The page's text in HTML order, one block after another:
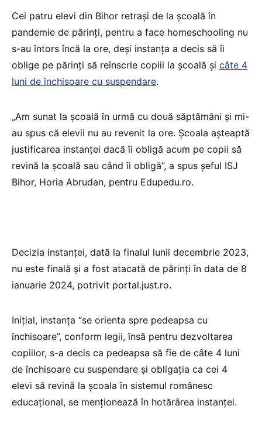
Cei patru elevi din Bihor retrași de la școală în
pandemie de părinți, pentru a face homeschooling nu
s-au întors încă la ore, deși instanța a decis să îi
oblige pe părinți să reînscrie copiii la școală și câte 4
luni de închisoare cu suspendare.
„Am sunat la școală în urmă cu două săptămâni și mi-
au spus că elevii nu au revenit la ore. Școala așteaptă
justificarea instanței dacă îi obligă acum pe copii să
revină la școală sau când îi obligă”, a spus șeful ISJ
Bihor, Horia Abrudan, pentru Edupedu.ro.
Decizia instanței, dată la finalul lunii decembrie 2023,
nu este finală și a fost atacată de părinți în data de 8
ianuarie 2024, potrivit portal.just.ro.
Inițial, instanţa “se orienta spre pedeapsa cu
închisoare”, conform legii, însă pentru dezvoltarea
copiilor, s-a decis ca pedeapsa să fie de câte 4 luni
de închisoare cu suspendare și obligația ca cei 4
elevi să revină la școala în sistemul românesc
educațional, se menționează în hotărârea instanței.